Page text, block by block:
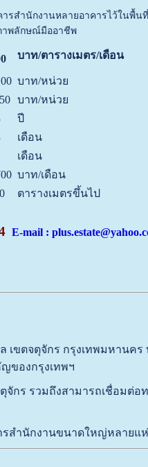
รสำนักงานหลายอาคารไว้ในพื้น
าพลักษณ์มืออาชีพ
บาท/ตารางเมตร/เดือน
บาท/หน่วย
บาท/หน่วย
ปี
เดือน
เดือน
บาท/เดือน
ตารางเมตรขึ้นไป
E-mail :
ล เขตจตุจักร กรุงเทพมหาน
ของกรุงเทพฯ
กร รวมถึงสามารถเชื่อมต่
รสำนักงานขนาดใหญ่หลาย